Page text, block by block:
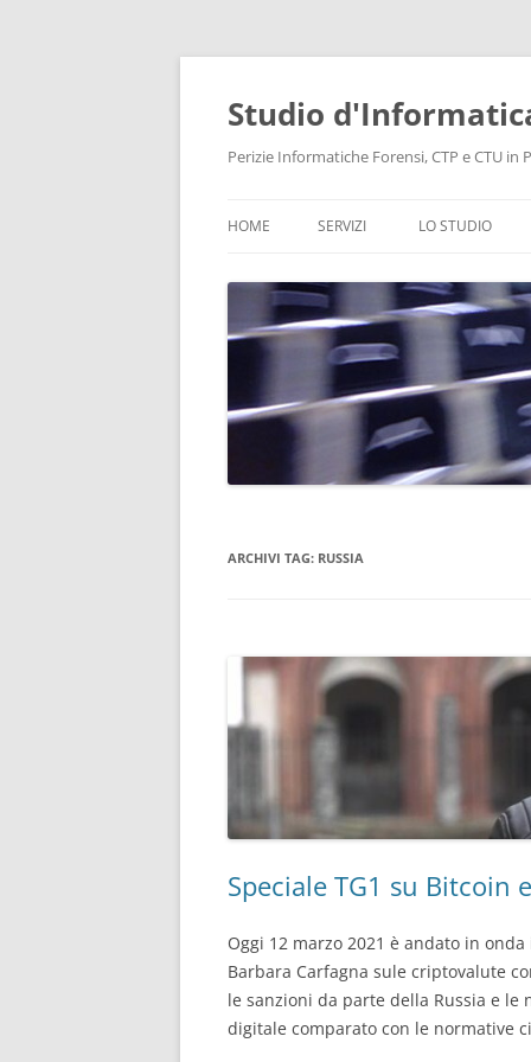
Vai
contenuto
Studio
Perizie Informatiche Forensi, CTP e CTU in
HOME SERVIZI
CONSULENZA INFORMATICA
PROTEZIONE DATI E PRIVACY
RECUPERO DATI
CONSULENTE INFORMATICO
LO STUDIO
ARCHIVI TAG: RUSSIA
Speciale TG1 su Bitcoin
Oggi 12 marzo 2021 è andato in
Barbara Carfagna sule criptovalute
le sanzioni da parte della Russia e le
digitale comparato con le normative